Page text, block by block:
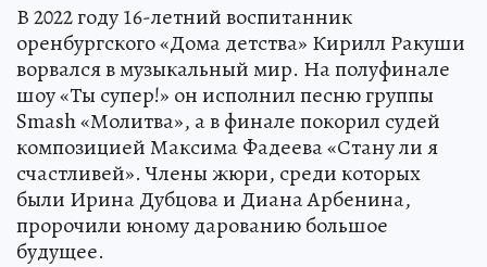
В 2022 году 16-летний воспитанник
оренбургского «Дома детства» Кирилл Ракуши
ворвался в музыкальный мир. На полуфинале
шоу «Ты супер!» он исполнил песню группы
Smash «Молитва», а в финале покорил судей
композицией Максима Фадеева «Стану ли я
счастливей». Члены жюри, среди которых
были Ирина Дубцова и Диана Арбенина,
пророчили юному дарованию большое
будущее.